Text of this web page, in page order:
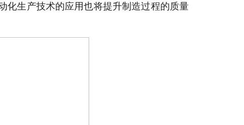
化生产技术的应用也将提升制造过程的质量